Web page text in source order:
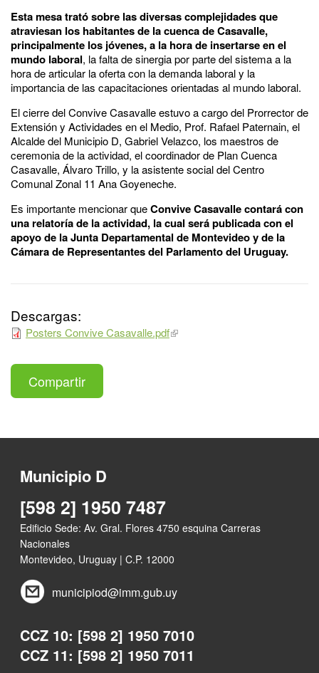
Esta mesa trató sobre las diversas complejidades que
atraviesan los habitantes de la cuenca de Casavalle,
principalmente los jóvenes, a la hora de insertarse en el
mundo laboral, la falta de sinergia por parte del sistema a la
hora de articular la oferta con la demanda laboral y la
importancia de las capacitaciones orientadas al mundo laboral.
El cierre del Convive Casavalle estuvo a cargo del Prorrector de
Extensión y Actividades en el Medio, Prof. Rafael Paternain, el
Alcalde del Municipio D, Gabriel Velazco, los maestros de
ceremonia de la actividad, el coordinador de Plan Cuenca
Casavalle, Álvaro Trillo, y la asistente social del Centro
Comunal Zonal 11 Ana Goyeneche.
Es importante mencionar queConvive Casavalle contará con
una relatoría de la actividad, la cual será publicada con el
apoyo de la Junta Departamental de Montevideo y de la
Cámara de Representantes del Parlamento del Uruguay.
Descargas:
Posters Convive Casavalle.pdf
Compartir
Municipio D
[598 2] 1950 7487
Edificio Sede: Av. Gral. Flores 4750 esquina Carreras
Nacionales
Montevideo, Uruguay | C.P. 12000
municipiod@imm.gub.uy
CCZ 10: [598 2] 1950 7010
CCZ 11: [598 2] 1950 7011